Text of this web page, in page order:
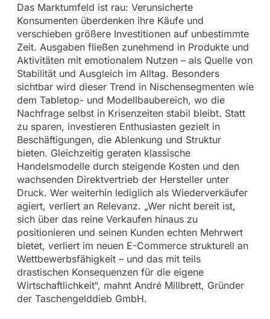
Das Marktumfeld ist rau: Verunsicherte
Konsumenten überdenken ihre Käufe und
verschieben größere Investitionen auf unbestimmte
Zeit. Ausgaben fließen zunehmend in Produkte und
Aktivitäten mit emotionalem Nutzen – als Quelle von
Stabilität und Ausgleich im Alltag. Besonders
sichtbar wird dieser Trend in Nischensegmenten wie
dem Tabletop- und Modellbaubereich, wo die
Nachfrage selbst in Krisenzeiten stabil bleibt. Statt
zu sparen, investieren Enthusiasten gezielt in
Beschäftigungen, die Ablenkung und Struktur
bieten. Gleichzeitig geraten klassische
Handelsmodelle durch steigende Kosten und den
wachsenden Direktvertrieb der Hersteller unter
Druck. Wer weiterhin lediglich als Wiederverkäufer
agiert, verliert an Relevanz. „Wer nicht bereit ist,
sich über das reine Verkaufen hinaus zu
positionieren und seinen Kunden echten Mehrwert
bietet, verliert im neuen E-Commerce strukturell an
Wettbewerbsfähigkeit – und das mit teils
drastischen Konsequenzen für die eigene
Wirtschaftlichkeit“, mahnt André Millbrett, Gründer
der Taschengelddieb GmbH.